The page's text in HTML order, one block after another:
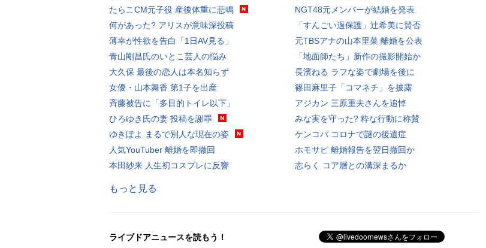
たらこCM元子役 産後体重に悲鳴
何があった? アリスが意味深投稿
薄幸が性欲を告白「1日AV見る」
青山剛昌氏のいとこ芸人の悩み
大久保 最後の恋人は本名知らず
女優・山本舞香 第1子を出産
斉藤被告に「多目的トイレ以下」
ひろゆき氏の妻 投稿を謝罪
ゆきぽよ まるで別人な現在の姿
人気YouTuber 離婚を即撤回
本田紗来 人生初コスプレに反響
NGT48元メンバーが結婚を発表
「すんごい過保護」辻希美に賛否
元TBSアナの山本里菜 離婚を公表
「地面師たち」新作の撮影開始か
長濱ねる ラフな姿で劇場を後に
篠田麻里子「コマネチ」を披露
アジカン 三原重夫さんを追悼
みな実を守った? 粋な行動に称賛
ケンコバ コロナで謎の後遺症
ホモサピ 離婚報告を翌日撤回か
志らく コア層との溝深まるか
もっと見る
ライブドアニュースを読もう！